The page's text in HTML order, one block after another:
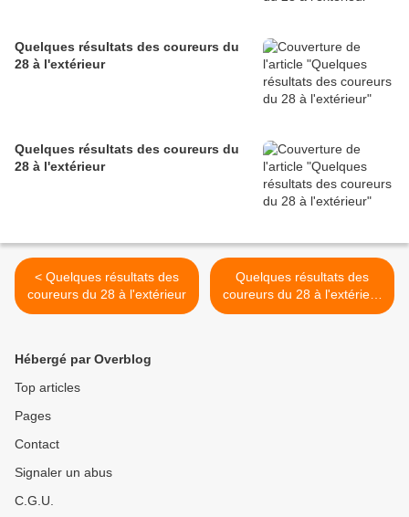
Quelques résultats des coureurs du
28 à l'extérieur
Quelques résultats des coureurs du
28 à l'extérieur
< Quelques résultats des
coureurs du 28 à l'extérieur
Quelques résultats des
coureurs du 28 à l'extérieur
>
Hébergé par Overblog
Top articles
Pages
Contact
Signaler un abus
C.G.U.